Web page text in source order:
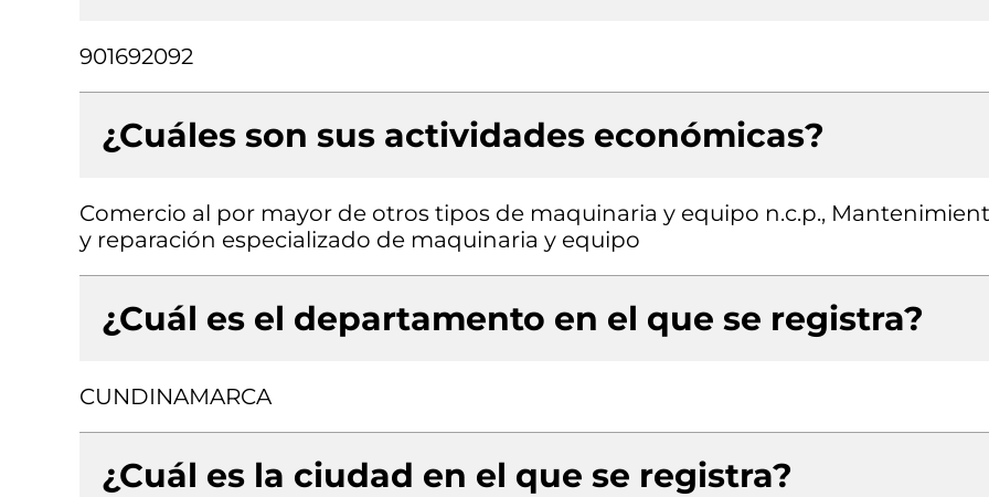
901692092
¿Cuáles son sus actividades económicas?
Comercio al por mayor de otros tipos de maquinaria y equipo n.c.p.,
y reparación especializado de maquinaria y equipo
¿Cuál es el departamento en el que se registra?
CUNDINAMARCA
¿Cuál es la ciudad en el que se registra?